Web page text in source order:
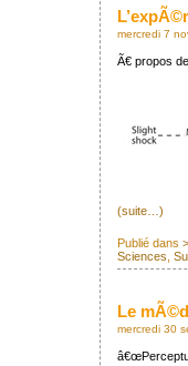
mercredi 7
Ã€ propos
(suite…)
Publié dans
Sciences
Le
mercredi 30